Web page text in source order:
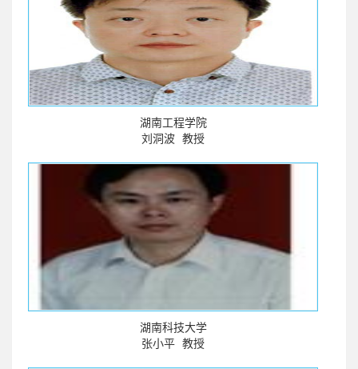
湖南工程学院
刘洞波 教授
湖南科技大学
张小平 教授